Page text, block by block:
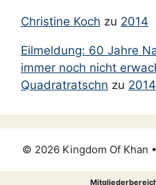
Mai 2012
April 2012
März 2012
Dezember 2011
November 2011
Christine Koch zu 2014
Eilmeldung: 60 Jahre
immer noch nicht
Quadratratschn zu 2014
© 2026 Kingdom Of Khan